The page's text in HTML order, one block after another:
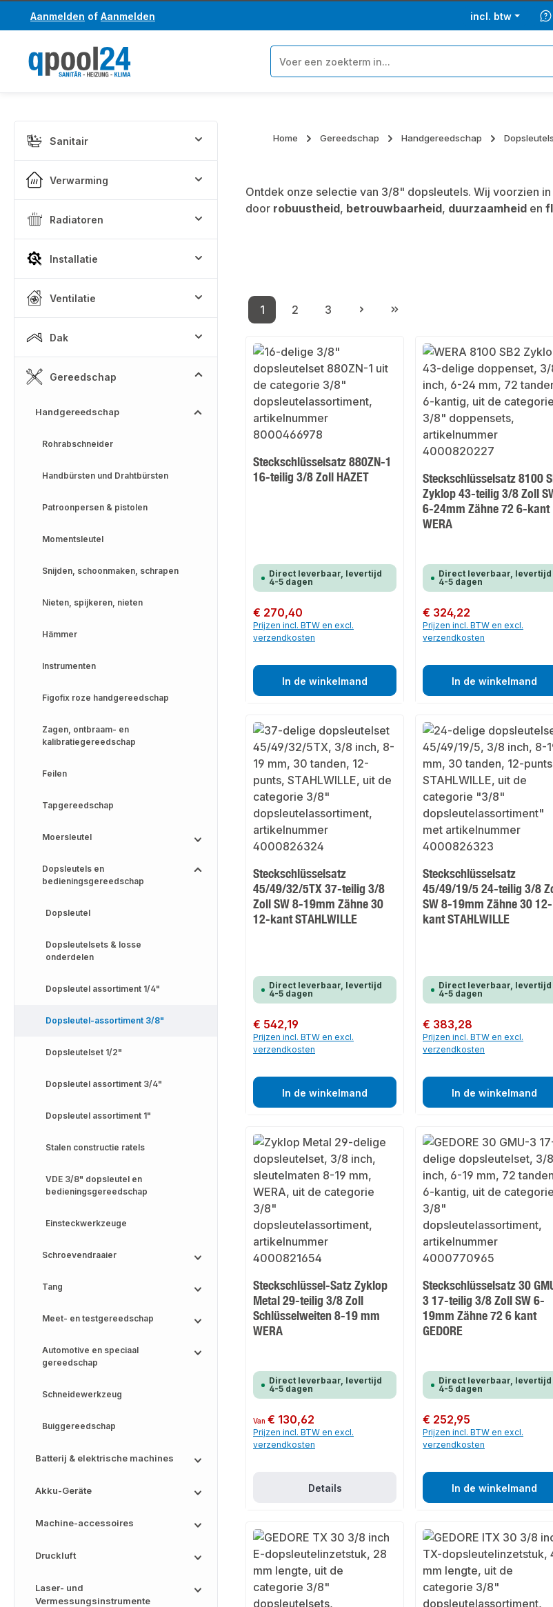
naar de hoofdinhoud
Ga naar de zoekopdracht
Aanmelden of Aanmelden incl. btw
Sanitair
Verwarming
Radiatoren
Installatie
Ventilatie
Dak
Gereedschap
Handgereedschap
Rohrabschneider
Handbürsten und Drahtbürsten
Patroonpersen & pistolen
Momentsleutel
Snijden, schoonmaken, schrapen
Nieten, spijkeren, nieten
Hämmer
Instrumenten
Figofix roze handgereedschap
Zagen, ontbraam- en
kalibratiegereedschap
Feilen
Tapgereedschap
Moersleutel
Dopsleutels en
bedieningsgereedschap
Dopsleutel
Dopsleutelsets & losse
onderdelen
Dopsleutel assortiment 1/4"
Dopsleutel-assortiment 3/8"
Dopsleutelset 1/2"
Dopsleutel assortiment 3/4"
Dopsleutel assortiment 1"
Stalen constructie ratels
VDE 3/8" dopsleutel en
bedieningsgereedschap
Einsteckwerkzeuge
Schroevendraaier
Tang
Meet- en testgereedschap
Automotive en speciaal
gereedschap
Schneidewerkzeug
Buiggereedschap
Batterij & elektrische machines
Akku-Geräte
Machine-accessoires
Druckluft
Laser- und
Vermessungsinstrumente
Home Gereedschap Handgereedschap
Ontdek onze selectie van 3/8" dopsleutels. Wij voorzien
door robuustheid, betrouwbaarheid, duurzaamheid en
Pagina
1
Pagina
2
Pagina
3
Steckschlüsselsatz 880ZN-1
16-teilig 3/8 Zoll HAZET
Direct leverbaar, levertijd
4-5 dagen
Normale prijs:
€ 270,40
Prijzen incl. BTW en excl.
verzendkosten
In de winkelmand
Steckschlüsselsatz 8100
Zyklop 43-teilig 3/8 Zoll
6-24mm Zähne 72 6-kant
WERA
Direct leverbaar, levertijd
4-5 dagen
Normale prijs:
€ 324,22
Prijzen incl. BTW en excl.
verzendkosten
In de winkelmand
Steckschlüsselsatz
45/49/32/5TX 37-teilig 3/8
Zoll SW 8-19mm Zähne 30
12-kant STAHLWILLE
Direct leverbaar, levertijd
4-5 dagen
Normale prijs:
€ 542,19
Prijzen incl. BTW en excl.
verzendkosten
In de winkelmand
Steckschlüsselsatz
45/49/19/5 24-teilig 3/8
SW 8-19mm Zähne 30 12-
kant STAHLWILLE
Direct leverbaar, levertijd
4-5 dagen
Normale prijs:
€ 383,28
Prijzen incl. BTW en excl.
verzendkosten
In de winkelmand
Steckschlüssel-Satz Zyklop
Metal 29-teilig 3/8 Zoll
Schlüsselweiten 8-19 mm
WERA
Direct leverbaar, levertijd
4-5 dagen
Normale prijs:
Van€ 130,62
Prijzen incl. BTW en excl.
verzendkosten
Details
Steckschlüsselsatz 30
3 17-teilig 3/8 Zoll SW 6-
19mm Zähne 72 6 kant
GEDORE
Direct leverbaar, levertijd
4-5 dagen
Normale prijs:
€ 252,95
Prijzen incl. BTW en excl.
verzendkosten
In de winkelmand